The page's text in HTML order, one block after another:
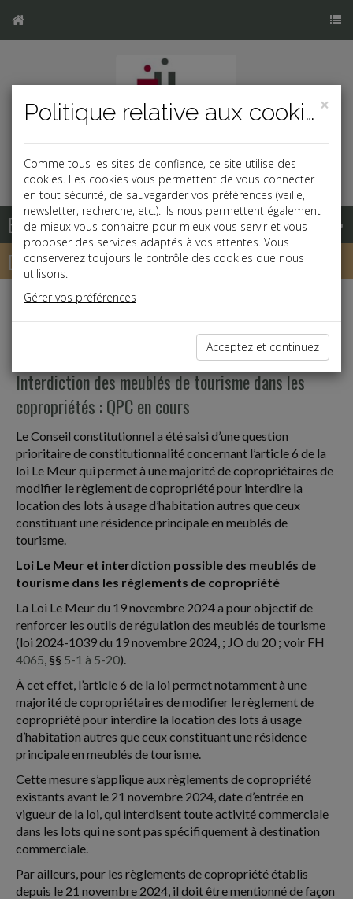
Base documentaire
Dépêches
j
Patrimoine
Interdiction des meublés de tourisme dans les
copropriétés : QPC en cours
Le Conseil constitutionnel a été saisi d’une question
prioritaire de constitutionnalité concernant l’article 6 de la
loi Le Meur qui permet à une majorité de copropriétaires de
modifier le règlement de copropriété pour interdire la
location des lots à usage d’habitation autres que ceux
constituant une résidence principale en meublés de
tourisme.
Loi Le Meur et interdiction possible des meublés de
tourisme dans les règlements de copropriété
La Loi Le Meur du 19 novembre 2024 a pour objectif de
renforcer les outils de régulation des meublés de tourisme
(loi 2024-1039 du 19 novembre 2024, ; JO du 20 ; voir FH
4065 , §§ 5-1 à 5-20).
À cet effet, l’article 6 de la loi permet notamment à une
majorité de copropriétaires de modifier le règlement de
copropriété pour interdire la location des lots à usage
d’habitation autres que ceux constituant une résidence
principale en meublés de tourisme.
Cette mesure s’applique aux règlements de copropriété
existants avant le 21 novembre 2024, date d’entrée en
vigueur de la loi, qui interdisent toute activité commerciale
dans les lots qui ne sont pas spécifiquement à destination
commerciale.
Par ailleurs, pour les règlements de copropriété établis
depuis le 21 novembre 2024, il doit être mentionné de façon
×
Politique relative aux cookies
Comme tous les sites de confiance, ce site utilise des
cookies. Les cookies vous permettent de vous connecter
en tout sécurité, de sauvegarder vos préférences (veille,
newsletter, recherche, etc.). Ils nous permettent également
de mieux vous connaitre pour mieux vous servir et vous
proposer des services adaptés à vos attentes. Vous
conserverez toujours le contrôle des cookies que nous
utilisons.
Gérer vos préférences
Acceptez et continuez